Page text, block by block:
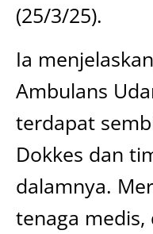
(25/3/25).
Ia
Ambulans
terdapat
Dokkes dan
dalamnya.
tenaga medis,